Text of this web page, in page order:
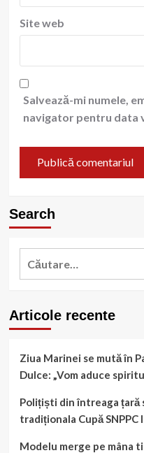
Site web
Salvează-mi numele,
navigator pentru data
Search
Articole recente
Ziua Marinei se mută în
Dulce: „Vom aduce
Polițiști din întreaga țară
tradiționala Cupă
Modelu merge pe mâna